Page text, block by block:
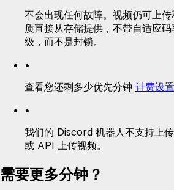
不会出现任何故障。视频仍可上
质直接从存储提供，不带自适应
级，而不是封锁。
•
查看您还剩多少优先分钟 计费设置
•
我们的 Discord 机器人不支持上
或 API 上传视频。
需要更多分钟？